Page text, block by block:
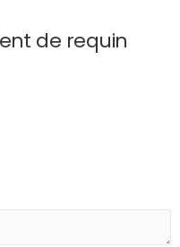
de requin